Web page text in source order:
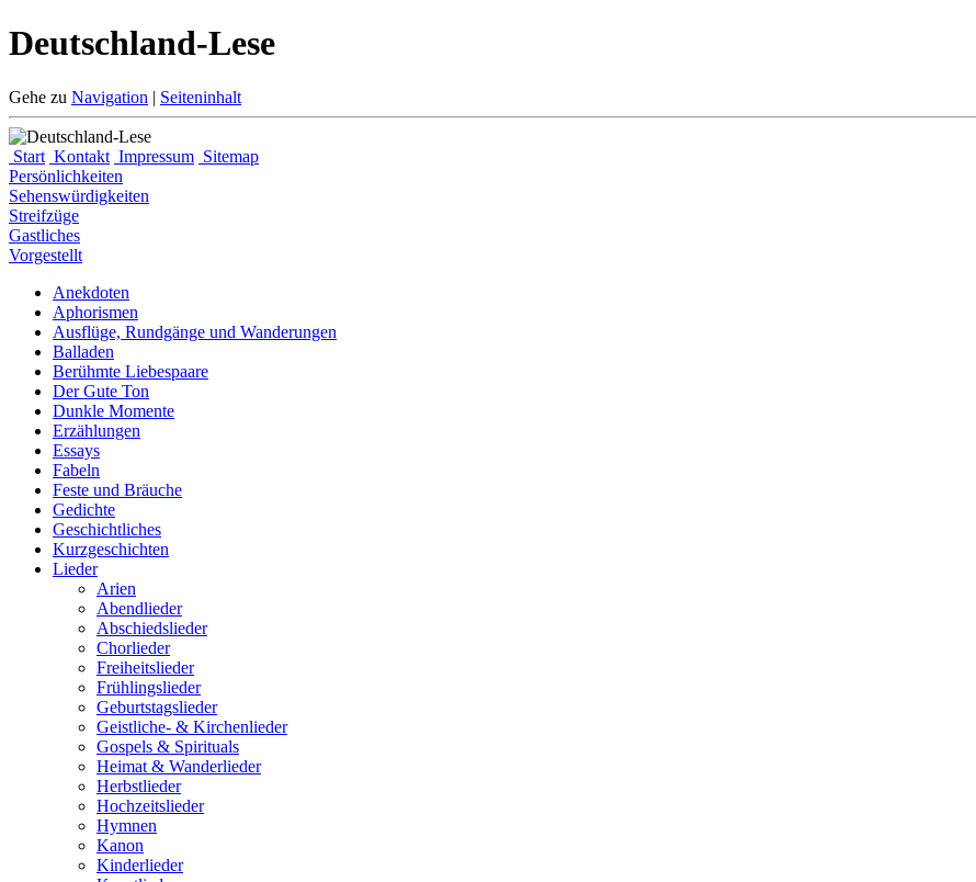
Deutschland-Lese
Gehe zu Navigation | Seiteninhalt
Start Kontakt Impressum Sitemap
Persönlichkeiten
Sehenswürdigkeiten
Streifzüge
Gastliches
Vorgestellt
Anekdoten
Aphorismen
Ausflüge, Rundgänge und Wanderungen
Balladen
Berühmte Liebespaare
Der Gute Ton
Dunkle Momente
Erzählungen
Essays
Fabeln
Feste und Bräuche
Gedichte
Geschichtliches
Kurzgeschichten
Lieder
Arien
Abendlieder
Abschiedslieder
Chorlieder
Freiheitslieder
Frühlingslieder
Geburtstagslieder
Geistliche- & Kirchenlieder
Gospels & Spirituals
Heimat & Wanderlieder
Herbstlieder
Hochzeitslieder
Hymnen
Kanon
Kinderlieder